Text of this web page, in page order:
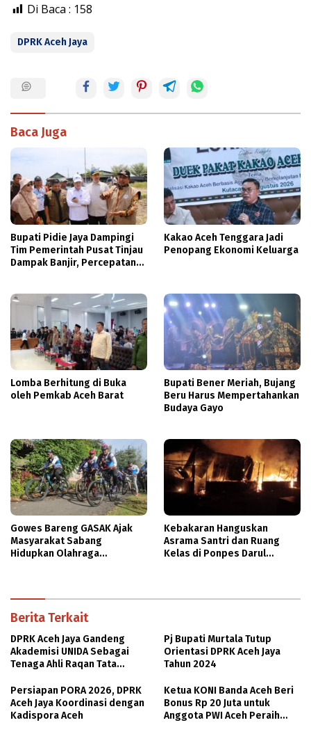
Di Baca : 158
DPRK Aceh Jaya
Baca Juga
Bupati Pidie Jaya Dampingi
Tim Pemerintah Pusat Tinjau
Dampak Banjir, Percepatan
Kakao Aceh Tenggara Jadi
Penopang Ekonomi Keluarga
Lomba Berhitung di Buka
oleh Pemkab Aceh Barat
Bupati Bener Meriah, Bujang
Beru Harus Mempertahankan
Budaya Gayo
Gowes Bareng GASAK Ajak
Masyarakat Sabang
Hidupkan Olahraga
Kebakaran Hanguskan
Asrama Santri dan Ruang
Kelas di Ponpes Darul
Berita Terkait
DPRK Aceh Jaya Gandeng
Akademisi UNIDA Sebagai
Tenaga Ahli Raqan Tata
Pj Bupati Murtala Tutup
Orientasi DPRK Aceh Jaya
Tahun 2024
Persiapan PORA 2026, DPRK
Aceh Jaya Koordinasi dengan
Kadispora Aceh
Ketua KONI Banda Aceh Beri
Bonus Rp 20 Juta untuk
Anggota PWI Aceh Peraih